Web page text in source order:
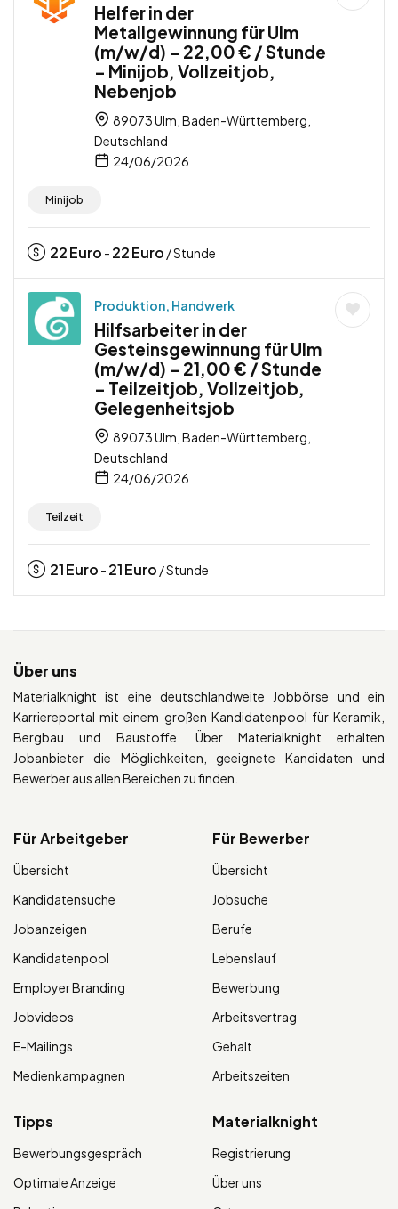
Helfer in der
Metallgewinnung für Ulm
(m/w/d) – 22,00 € / Stunde
– Minijob, Vollzeitjob,
Nebenjob
89073 Ulm, Baden-Württemberg,
Deutschland
24/06/2026
Minijob
22Euro - 22Euro / Stunde
Produktion, Handwerk
Hilfsarbeiter in der
Gesteinsgewinnung für Ulm
(m/w/d) – 21,00 € / Stunde
– Teilzeitjob, Vollzeitjob,
Gelegenheitsjob
89073 Ulm, Baden-Württemberg,
Deutschland
24/06/2026
Teilzeit
21Euro - 21Euro / Stunde
Über uns
Materialknight ist eine deutschlandweite Jobbörse und ein
Karriereportal mit einem großen Kandidatenpool für Keramik,
Bergbau und Baustoffe. Über Materialknight erhalten
Jobanbieter die Möglichkeiten, geeignete Kandidaten und
Bewerber aus allen Bereichen zu finden.
Für Arbeitgeber
Übersicht
Kandidatensuche
Jobanzeigen
Kandidatenpool
Employer Branding
Jobvideos
E-Mailings
Medienkampagnen
Für Bewerber
Übersicht
Jobsuche
Berufe
Lebenslauf
Bewerbung
Arbeitsvertrag
Gehalt
Arbeitszeiten
Tipps
Bewerbungsgespräch
Optimale Anzeige
Materialknight
Registrierung
Über uns